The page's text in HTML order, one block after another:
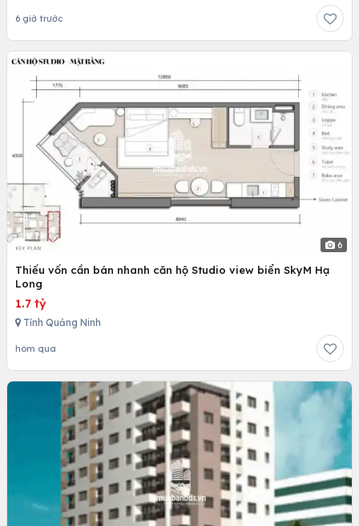
6 giờ trước
6
Thiếu vốn cần bán nhanh căn hộ Studio view biển SkyM Hạ
Long
1.7 tỷ
Tỉnh Quảng Ninh
hôm qua